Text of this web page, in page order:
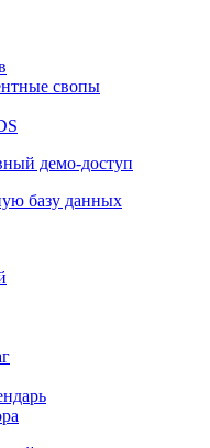
свопы
демо-доступ
базу данных